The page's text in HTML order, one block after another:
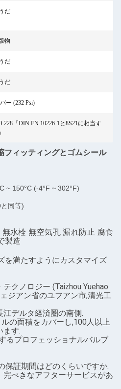
だ
物
だ
だ
ー (232 Psi)
228『DIN EN 10226-1と8S21に相当す
フィッティングとゴムシール
~ 150°C (-4°F ~ 302°F)
同等)
水栓 無空気孔 漏れ防止 腐食
製造
を満たすようにカスタマイズ
クノロジー (Taizhou Yuehao
ジアン省のユフアン市,清光工
デルタ経済圏の南側.
の面積をカバーし,100人以上
ます.
るプロフェッショナルバルブ
保証期間はどのくらいですか.
完ぺきなアフターサービスがあ